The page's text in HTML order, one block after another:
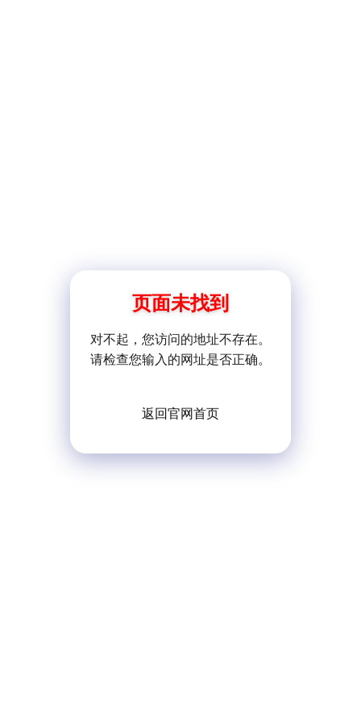
页面未找到
对不起，您访问的地址不存在。
请检查您输入的网址是否正确。
返回官网首页